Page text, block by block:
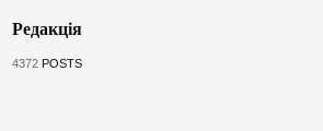
Редакція
4372 POSTS